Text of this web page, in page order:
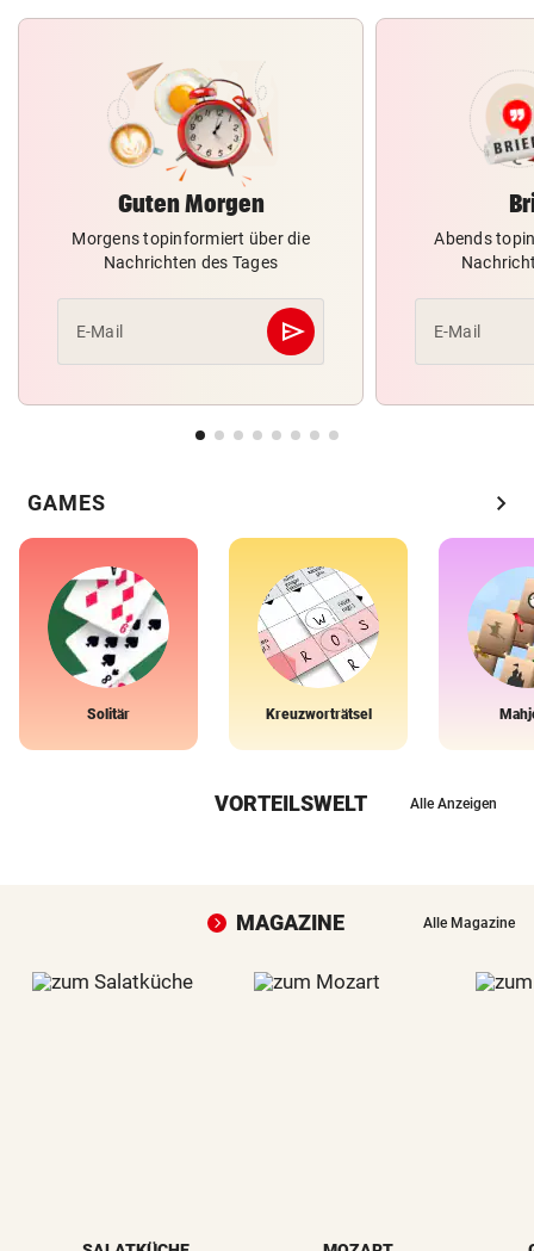
Guten Morgen
Morgens topinformiert über die
Nachrichten des Tages
E-Mail send
Abschicken
Abends
E-Mail
GAMES chevron_right
Solitär Kreuzworträtsel
VORTEILSWELT Alle Anzeigen
MAGAZINE Alle Magazine